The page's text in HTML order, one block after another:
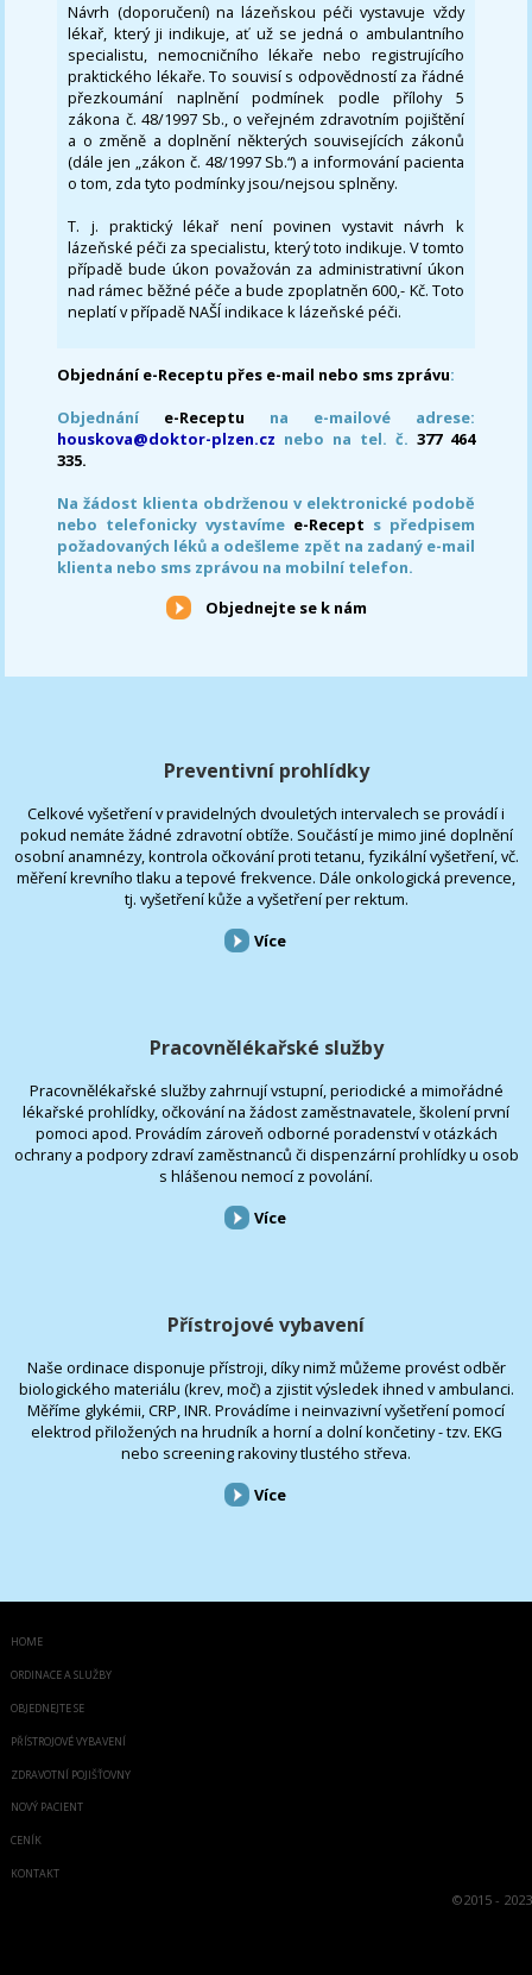
Návrh (doporučení) na lázeňskou péči vystavuje vždy
lékař, který ji indikuje, ať už se jedná o ambulantního
specialistu, nemocničního lékaře nebo registrujícího
praktického lékaře. To souvisí s odpovědností za řádné
přezkoumání naplnění podmínek podle přílohy 5
zákona č. 48/1997 Sb., o veřejném zdravotním pojištění
a o změně a doplnění některých souvisejících zákonů
(dále jen „zákon č. 48/1997 Sb.“) a informování pacienta
o tom, zda tyto podmínky jsou/nejsou splněny.
T. j. praktický lékař není povinen vystavit návrh k
lázeňské péči za specialistu, který toto indikuje. V tomto
případě bude úkon považován za administrativní úkon
nad rámec běžné péče a bude zpoplatněn 600,- Kč. Toto
neplatí v případě NAŠÍ indikace k lázeňské péči.
Objednání e-Receptu přes e-mail nebo sms zprávu:
Objednání e-Receptu na e-mailové adrese:
houskova@doktor-plzen.cz nebo na tel. č. 377 464
335.
Na žádost klienta obdrženou v elektronické podobě
nebo telefonicky vystavíme e-Recept s předpisem
požadovaných léků a odešleme zpět na zadaný e-mail
klienta nebo sms zprávou na mobilní telefon.
Objednejte se k nám
Preventivní prohlídky
Celkové vyšetření v pravidelných dvouletých intervalech se provádí i
pokud nemáte žádné zdravotní obtíže. Součástí je mimo jiné doplnění
osobní anamnézy, kontrola očkování proti tetanu, fyzikální vyšetření, vč.
měření krevního tlaku a tepové frekvence. Dále onkologická prevence,
tj. vyšetření kůže a vyšetření per rektum.
Více
Pracovnělékařské služby
Pracovnělékařské služby zahrnují vstupní, periodické a mimořádné
lékařské prohlídky, očkování na žádost zaměstnavatele, školení první
pomoci apod. Provádím zároveň odborné poradenství v otázkách
ochrany a podpory zdraví zaměstnanců či dispenzární prohlídky u osob
s hlášenou nemocí z povolání.
Více
Přístrojové vybavení
Naše ordinace disponuje přístroji, díky nimž můžeme provést odběr
biologického materiálu (krev, moč) a zjistit výsledek ihned v ambulanci.
Měříme glykémii, CRP, INR. Provádíme i neinvazivní vyšetření pomocí
elektrod přiložených na hrudník a horní a dolní končetiny - tzv. EKG
nebo screening rakoviny tlustého střeva.
Více
HOME
ORDINACE A SLUŽBY
OBJEDNEJTE SE
PŘÍSTROJOVÉ VYBAVENÍ
ZDRAVOTNÍ POJIŠŤOVNY
NOVÝ PACIENT
CENÍK
KONTAKT
©2015 - 2023